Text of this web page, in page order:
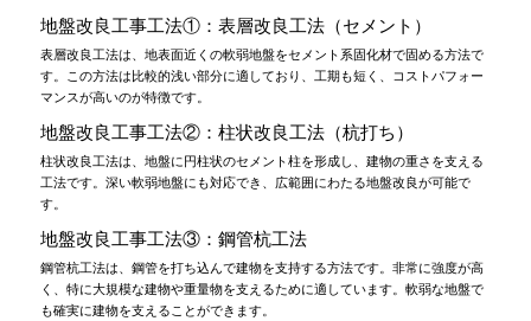
地盤改良工事工法①：表層改良工法（セメント）
表層改良工法は、地表面近くの軟弱地盤をセメント系固化材で固める方法で
す。この方法は比較的浅い部分に適しており、工期も短く、コストパフォー
マンスが高いのが特徴です。
地盤改良工事工法②：柱状改良工法（杭打ち）
柱状改良工法は、地盤に円柱状のセメント柱を形成し、建物の重さを支える
工法です。深い軟弱地盤にも対応でき、広範囲にわたる地盤改良が可能で
す。
地盤改良工事工法③：鋼管杭工法
鋼管杭工法は、鋼管を打ち込んで建物を支持する方法です。非常に強度が高
く、特に大規模な建物や重量物を支えるために適しています。軟弱な地盤で
も確実に建物を支えることができます。